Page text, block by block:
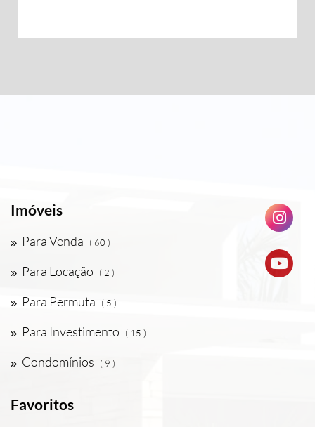
Imóveis
Para Venda ( 60 )
Para Locação ( 2 )
Para Permuta ( 5 )
Para Investimento ( 15 )
Condomínios ( 9 )
Favoritos